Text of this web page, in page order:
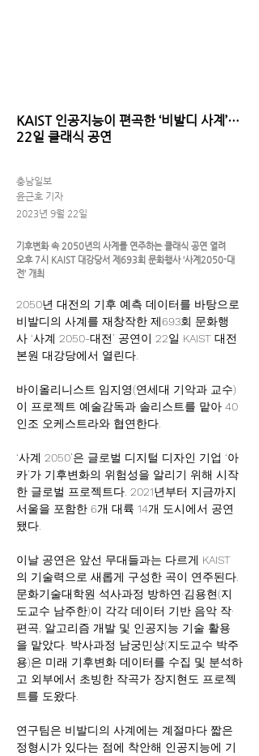
KAIST 인공지능이 편곡한 ‘비발디 사계’…
22일 클래식 공연
충남일보
윤근호 기자
2023년 9월 22일
기후변화 속 2050년의 사계를 연주하는 클래식 공연 열려
오후 7시 KAIST 대강당서 제693회 문화행사 ‘사계2050-대
전’ 개최
2050년 대전의 기후 예측 데이터를 바탕으로
비발디의 사계를 재창작한 제693회 문화행
사 ‘사계 2050-대전’ 공연이 22일 KAIST 대전
본원 대강당에서 열린다.
바이올리니스트 임지영(연세대 기악과 교수)
이 프로젝트 예술감독과 솔리스트를 맡아 40
인조 오케스트라와 협연한다.
‘사계 2050’은 글로벌 디지털 디자인 기업 ‘아
카’가 기후변화의 위험성을 알리기 위해 시작
한 글로벌 프로젝트다. 2021년부터 지금까지
서울을 포함한 6개 대륙 14개 도시에서 공연
됐다.
이날 공연은 앞선 무대들과는 다르게 KAIST
의 기술력으로 새롭게 구성한 곡이 연주된다.
문화기술대학원 석사과정 방하연·김용현(지
도교수 남주한)이 각각 데이터 기반 음악 작·
편곡, 알고리즘 개발 및 인공지능 기술 활용
을 맡았다. 박사과정 남궁민상(지도교수 박주
용)은 미래 기후변화 데이터를 수집 및 분석하
고 외부에서 초빙한 작곡가 장지현도 프로젝
트를 도왔다.
연구팀은 비발디의 사계에는 계절마다 짧은
정형시가 있다는 점에 착안해 인공지능에 기